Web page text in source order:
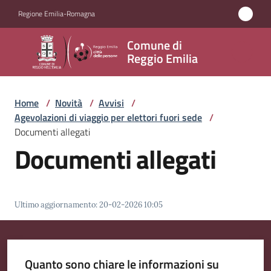
Regione Emilia-Romagna
Comune di
Reggio Emilia
Comune
di
Reggio
Emilia
Amministrazione
Reggio
Home / Novità / Avvisi /
Agevolazioni di viaggio per elettori fuori sede /
Documenti allegati
Documenti allegati
Ultimo aggiornamento:20-02-2026 10:05
Quanto sono chiare le informazioni su